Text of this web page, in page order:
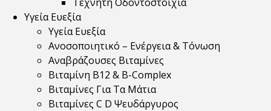
Υγεία Ευεξία
Υγεία Ευεξία
Ανοσοποιητικό – Ενέργεια & Τόνωση
Αναβράζουσες Βιταμίνες
Βιταμίνη B12 & Β-Complex
Βιταμίνες Για Τα Μάτια
Βιταμίνες C D Ψευδάργυρος